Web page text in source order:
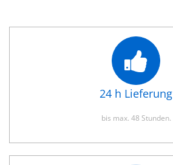
24 h Lieferung
bis max. 48 Stunden.